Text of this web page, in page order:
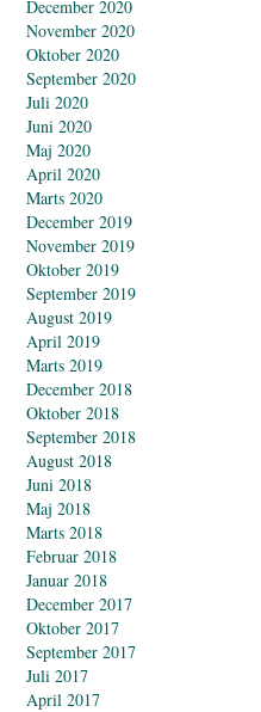
December 2020
November 2020
Oktober 2020
September 2020
Juli 2020
Juni 2020
Maj 2020
April 2020
Marts 2020
December 2019
November 2019
Oktober 2019
September 2019
August 2019
April 2019
Marts 2019
December 2018
Oktober 2018
September 2018
August 2018
Juni 2018
Maj 2018
Marts 2018
Februar 2018
Januar 2018
December 2017
Oktober 2017
September 2017
Juli 2017
April 2017